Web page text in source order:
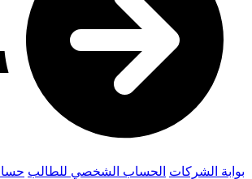
بوابة الشركات الحساب الشخصي للطالب